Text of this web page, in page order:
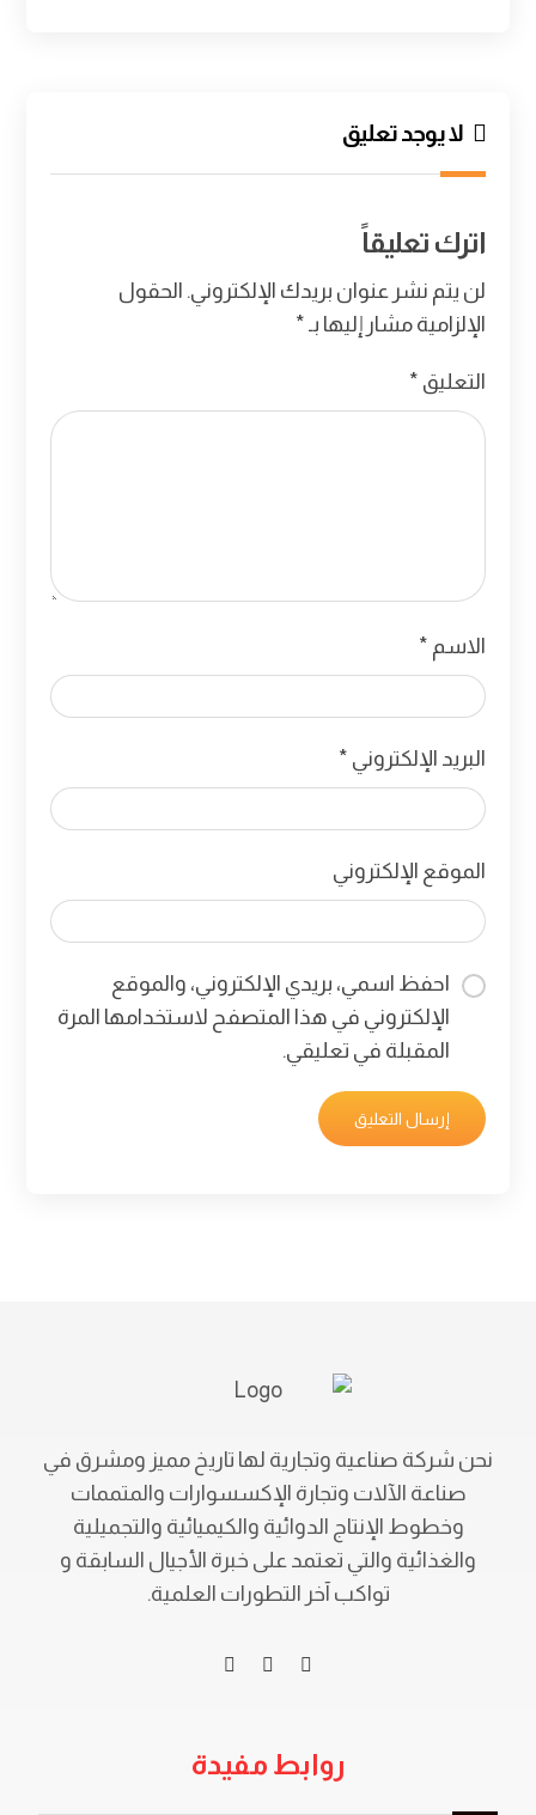
لا يوجد تعليق
اترك تعليقاً
لن يتم نشر عنوان بريدك الإلكتروني. الحقول
الإلزامية مشار إليها بـ *
التعليق *
الاسم *
البريد الإلكتروني *
الموقع الإلكتروني
احفظ اسمي، بريدي الإلكتروني، والموقع
الإلكتروني في هذا المتصفح لاستخدامها المرة
المقبلة في تعليقي.
نحن شركة صناعية وتجارية لها تاريخ مميز ومشرق في
صناعة الآلات وتجارة الإكسسوارات والمتممات
وخطوط الإنتاج الدوائية والكيميائية والتجميلية
والغذائية والتي تعتمد على خبرة الأجيال السابقة و
تواكب آخر التطورات العلمية.
روابط مفيدة